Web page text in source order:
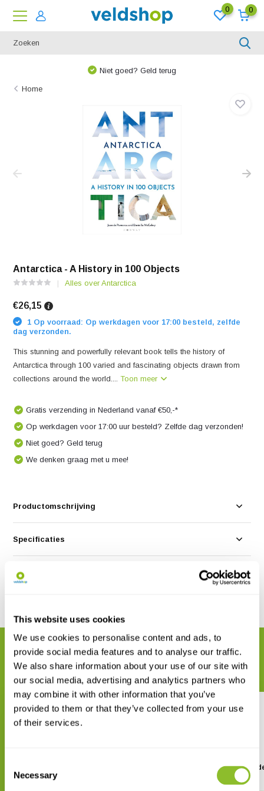
This website uses cookies
We use cookies to personalise content and ads, to
provide social media features and to analyse our traffic.
We also share information about your use of our site with
our social media, advertising and analytics partners who
may combine it with other information that you’ve
provided to them or that they’ve collected from your use
of their services.
Selection
Necessary
0 0
Niet goed? Geld terug
Home
Antarctica - A History in 100 Objects
Alles over Antarctica
€26,15
1 Op voorraad: Op werkdagen voor 17:00 besteld, zelfde
dag verzonden.
This stunning and powerfully relevant book tells the history of
Antarctica through 100 varied and fascinating objects drawn from
collections around the world....Toon meer
Gratis verzending in Nederland vanaf €50,-*
Op werkdagen voor 17:00 uur besteld? Zelfde dag verzonden!
Niet goed? Geld terug
We denken graag met u mee!
Productomschrijving
Specificaties
Reviews
GERELATEERDE PRODUCTEN
Maak uw bestelling compleet
Antarctic Dive
€ 29,42